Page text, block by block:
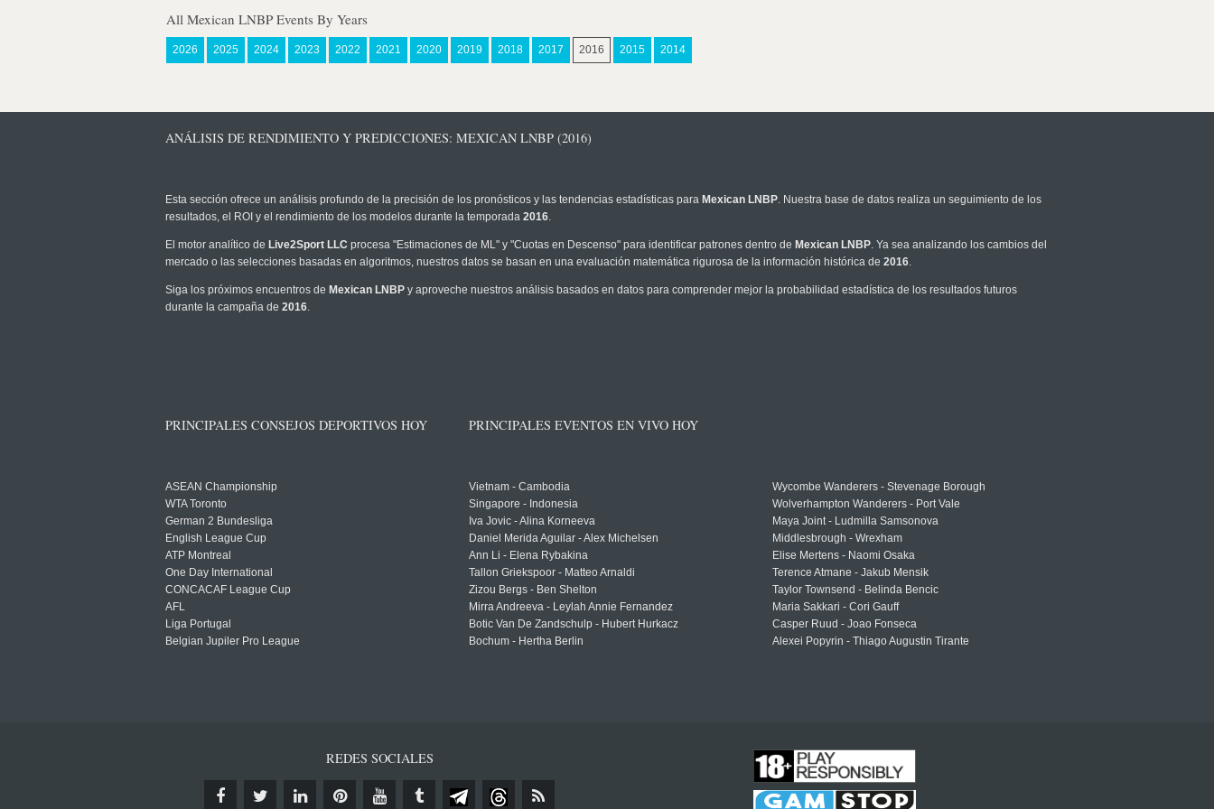
All Mexican LNBP Events By Years
2026 2025 2024 2023 2022 2021 2020 2019 2018 2017 2016 2015 2014
ANÁLISIS DE RENDIMIENTO Y PREDICCIONES: MEXICAN LNBP (2016)
Esta sección ofrece un análisis profundo de la precisión de los pronósticos y las tendencias estadísticas para Mexican LNBP. Nuestra base de datos realiza un seguimiento de los
resultados, el ROI y el rendimiento de los modelos durante la temporada 2016.
El motor analítico de Live2Sport LLC procesa "Estimaciones de ML" y "Cuotas en Descenso" para identificar patrones dentro de Mexican LNBP. Ya sea analizando los cambios del
mercado o las selecciones basadas en algoritmos, nuestros datos se basan en una evaluación matemática rigurosa de la información histórica de 2016.
Siga los próximos encuentros de Mexican LNBP y aproveche nuestros análisis basados en datos para comprender mejor la probabilidad estadística de los resultados futuros
durante la campaña de 2016.
PRINCIPALES CONSEJOS DEPORTIVOS HOY
ASEAN Championship
WTA Toronto
German 2 Bundesliga
English League Cup
ATP Montreal
One Day International
CONCACAF League Cup
AFL
Liga Portugal
Belgian Jupiler Pro League
PRINCIPALES EVENTOS EN VIVO HOY
Vietnam - Cambodia
Singapore - Indonesia
Iva Jovic - Alina Korneeva
Daniel Merida Aguilar - Alex Michelsen
Ann Li - Elena Rybakina
Tallon Griekspoor - Matteo Arnaldi
Zizou Bergs - Ben Shelton
Mirra Andreeva - Leylah Annie Fernandez
Botic Van De Zandschulp - Hubert Hurkacz
Bochum - Hertha Berlin
Wycombe Wanderers - Stevenage Borough
Wolverhampton Wanderers - Port Vale
Maya Joint - Ludmilla Samsonova
Middlesbrough - Wrexham
Elise Mertens - Naomi Osaka
Terence Atmane - Jakub Mensik
Taylor Townsend - Belinda Bencic
Maria Sakkari - Cori Gauff
Casper Ruud - Joao Fonseca
Alexei Popyrin - Thiago Augustin Tirante
REDES SOCIALES